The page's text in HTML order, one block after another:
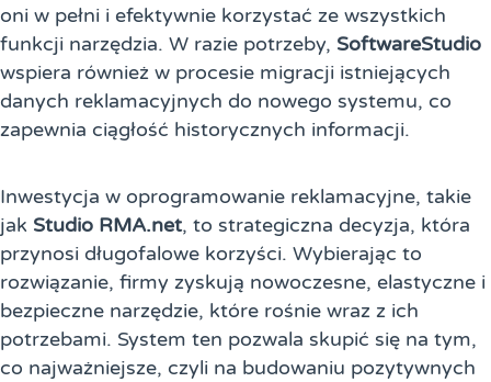
oni w pełni i efektywnie korzystać ze wszystkich
funkcji narzędzia. W razie potrzeby, SoftwareStudio
wspiera również w procesie migracji istniejących
danych reklamacyjnych do nowego systemu, co
zapewnia ciągłość historycznych informacji.
Inwestycja w oprogramowanie reklamacyjne, takie
jak Studio RMA.net, to strategiczna decyzja, która
przynosi długofalowe korzyści. Wybierając to
rozwiązanie, firmy zyskują nowoczesne, elastyczne i
bezpieczne narzędzie, które rośnie wraz z ich
potrzebami. System ten pozwala skupić się na tym,
co najważniejsze, czyli na budowaniu pozytywnych